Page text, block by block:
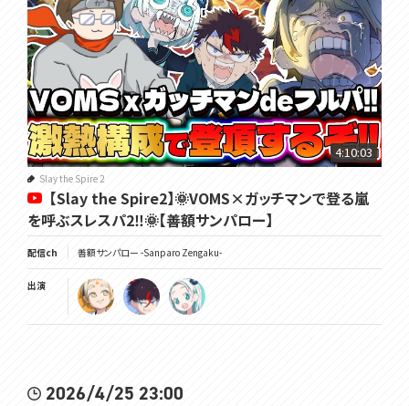
4:10:03
Slay the Spire 2
【Slay the Spire2】🌞VOMS×ガッチマンで登る嵐
を呼ぶスレスパ2‼🌞【善額サンパロー】
配信ch 善額サンパロー -Sanparo Zengaku-
出演
2026/4/25 23:00